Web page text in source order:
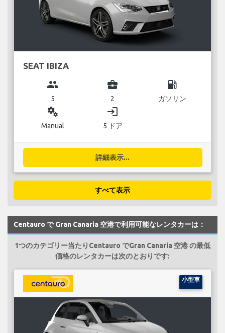
SEAT IBIZA
group
5
business_center
2
local_gas_station
ガソリン
miscellaneous_services
Manual
login
5 ドア
詳細表示...
すべて表示
Centauro で Gran Canaria 空港で利用可能なレンタカーは：
1つのカテゴリー当たりCentauro でGran Canaria 空港 の最低
価格のレンタカーは次のとおりです:
小型車